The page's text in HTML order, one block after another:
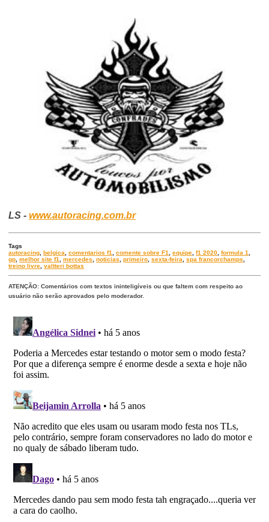
LS -www.autoracing.com.br
Tags
autoracing ,belgica ,comentarios f1 ,comente sobre F1 ,equipe ,f1 2020 ,formula 1
gp ,melhor site f1 ,mercedes ,noticias ,primeiro ,sexta-feira ,spa francorchamps
treino livre ,valtteri bottas
ATENÇÃO: Comentários com textos ininteligíveis ou que faltem com respeito ao
usuário não serão aprovados pelo moderador.